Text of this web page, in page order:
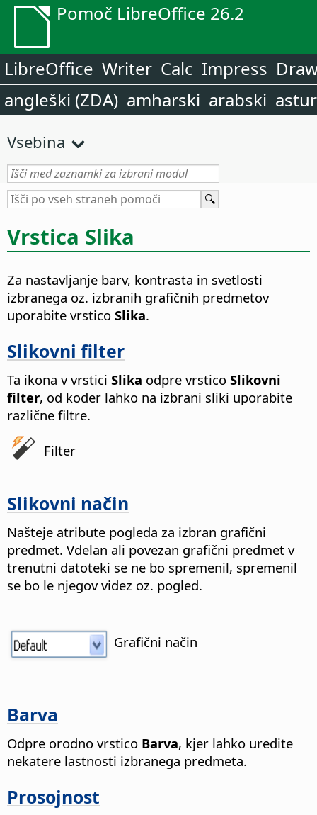
Pomoč LibreOffice 26.2
LibreOffice Writer Calc Impress
angleški (ZDA) amharski arabski
Vsebina
Vrstica Slika
Za nastavljanje barv, kontrasta in svetlosti
izbranega oz. izbranih grafičnih predmetov
uporabite vrstico Slika.
Slikovni filter
Ta ikona v vrstici Slika odpre vrstico Slikovni
filter, od koder lahko na izbrani sliki uporabite
različne filtre.
Filter
Slikovni način
Našteje atribute pogleda za izbran grafični
predmet. Vdelan ali povezan grafični predmet v
trenutni datoteki se ne bo spremenil, spremenil
se bo le njegov videz oz. pogled.
Grafični način
Barva
Odpre orodno vrstico Barva, kjer lahko uredite
nekatere lastnosti izbranega predmeta.
Prosojnost